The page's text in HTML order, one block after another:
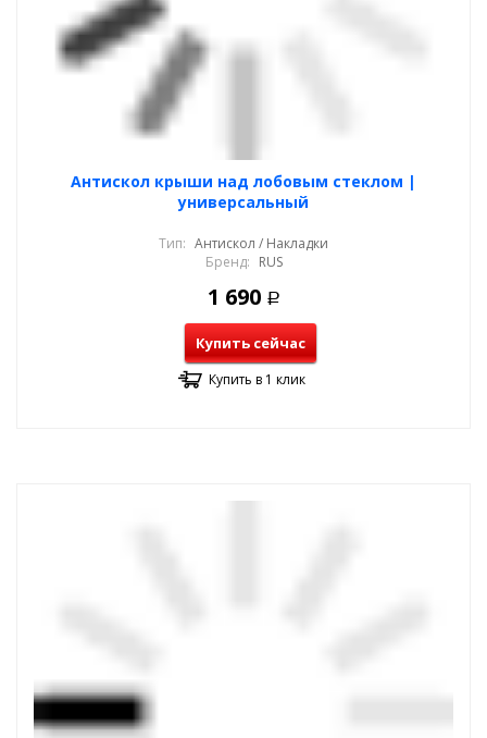
Антискол крыши над лобовым стеклом |
универсальный
Тип: Антискол / Накладки
Бренд: RUS
1 690 Р
Купить сейчас
Купить в 1 клик